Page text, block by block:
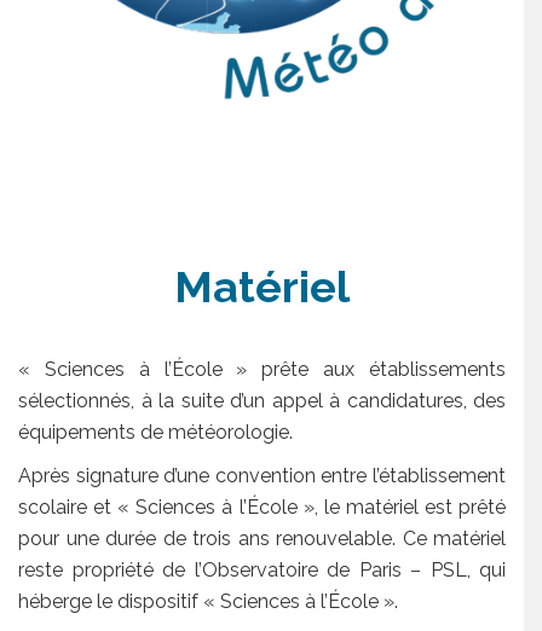
Matériel
« Sciences à l’École » prête aux établissements
sélectionnés, à la suite d’un appel à candidatures, des
équipements de météorologie.
Après signature d’une convention entre l’établissement
scolaire et « Sciences à l’École », le matériel est prêté
pour une durée de trois ans renouvelable. Ce matériel
reste propriété de l’Observatoire de Paris – PSL, qui
héberge le dispositif « Sciences à l’École ».